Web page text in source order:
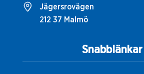
Snabblänkar
Jägersrovägen
212 37 Malmö